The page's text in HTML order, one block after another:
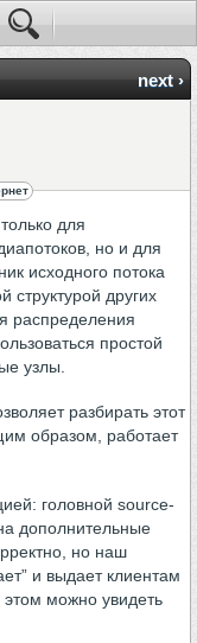
next ›
для
но и для
исходного потока
структурой других
распределения
простой
узлы.
разбирать этот
образом, работает
головной source-
дополнительные
но наш
и выдает клиентам
можно увидеть